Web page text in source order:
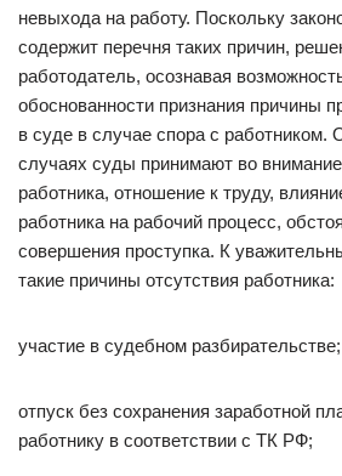
невыхода на работу. Поскольку
содержит перечня таких причин,
работодатель, осознавая
обоснованности признания причины
в суде в случае спора с работником.
случаях суды принимают во
работника, отношение к труду,
работника на рабочий процесс,
совершения проступка. К
такие причины отсутствия работника:
участие в судебном разбирательстве;
отпуск без сохранения заработной
работнику в соответствии с ТК РФ;